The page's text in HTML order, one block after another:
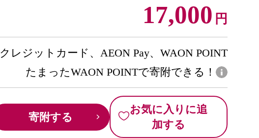
17,000 円
クレジットカード、AEON Pay、WAON POINT
たまったWAON POINTで寄附できる！
寄附する
お気に入りに追
加する